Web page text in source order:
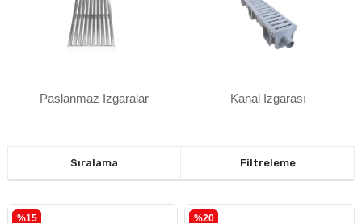
Paslanmaz Izgaralar Kanal Izgarası
Filtreleme
Sıralama
%15 %20